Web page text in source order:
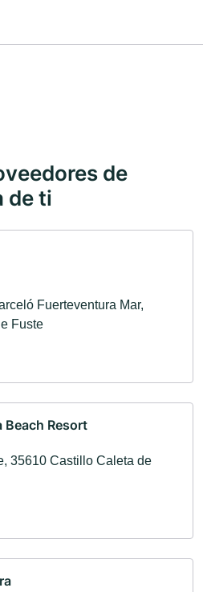
de
de ti
Fuerteventura Mar,
Fuste
Beach Resort
35610 Castillo Caleta de